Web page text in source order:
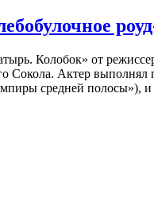
Колобок» от
Актер
средней полосы»),